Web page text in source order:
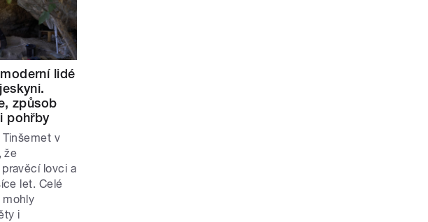
lidé
způsob
pohřby
v
že
lovci a
let. Celé
mohly
i